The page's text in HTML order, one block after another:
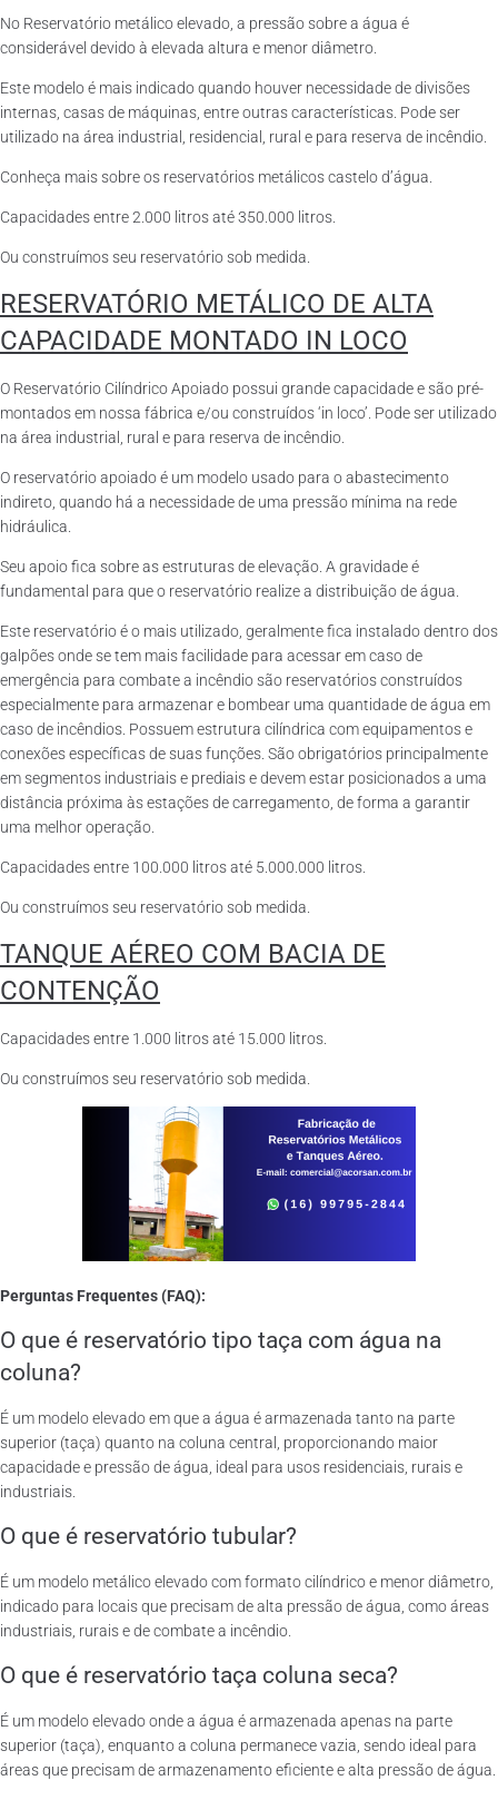
No Reservatório metálico elevado, a pressão sobre a água é
considerável devido à elevada altura e menor diâmetro.
Este modelo é mais indicado quando houver necessidade de divisões
internas, casas de máquinas, entre outras características. Pode ser
utilizado na área industrial, residencial, rural e para reserva de incêndio.
Conheça mais sobre os reservatórios metálicos castelo d’água.
Capacidades entre 2.000 litros até 350.000 litros.
Ou construímos seu reservatório sob medida.
RESERVATÓRIO METÁLICO DE ALTA
CAPACIDADE MONTADO IN LOCO
O Reservatório Cilíndrico Apoiado possui grande capacidade e são pré-
montados em nossa fábrica e/ou construídos ‘in loco’. Pode ser utilizado
na área industrial, rural e para reserva de incêndio.
O reservatório apoiado é um modelo usado para o abastecimento
indireto, quando há a necessidade de uma pressão mínima na rede
hidráulica.
Seu apoio fica sobre as estruturas de elevação. A gravidade é
fundamental para que o reservatório realize a distribuição de água.
Este reservatório é o mais utilizado, geralmente fica instalado dentro dos
galpões onde se tem mais facilidade para acessar em caso de
emergência para combate a incêndio são reservatórios construídos
especialmente para armazenar e bombear uma quantidade de água em
caso de incêndios. Possuem estrutura cilíndrica com equipamentos e
conexões específicas de suas funções. São obrigatórios principalmente
em segmentos industriais e prediais e devem estar posicionados a uma
distância próxima às estações de carregamento, de forma a garantir
uma melhor operação.
Capacidades entre 100.000 litros até 5.000.000 litros.
Ou construímos seu reservatório sob medida.
TANQUE AÉREO COM BACIA DE
CONTENÇÃO
Capacidades entre 1.000 litros até 15.000 litros.
Ou construímos seu reservatório sob medida.
Perguntas Frequentes (FAQ):
O que é reservatório tipo taça com água na
coluna?
É um modelo elevado em que a água é armazenada tanto na parte
superior (taça) quanto na coluna central, proporcionando maior
capacidade e pressão de água, ideal para usos residenciais, rurais e
industriais.
O que é reservatório tubular?
É um modelo metálico elevado com formato cilíndrico e menor diâmetro,
indicado para locais que precisam de alta pressão de água, como áreas
industriais, rurais e de combate a incêndio.
O que é reservatório taça coluna seca?
É um modelo elevado onde a água é armazenada apenas na parte
superior (taça), enquanto a coluna permanece vazia, sendo ideal para
áreas que precisam de armazenamento eficiente e alta pressão de água.